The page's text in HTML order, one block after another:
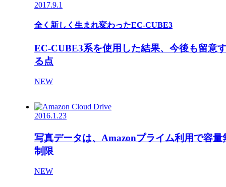
2017.9.1
全く新しく生まれ変わったEC-CUBE3
EC-CUBE3系を使用した結果、今後も留意
る点
NEW
2016.1.23
写真データは、Amazonプライム利用で容量
制限
NEW